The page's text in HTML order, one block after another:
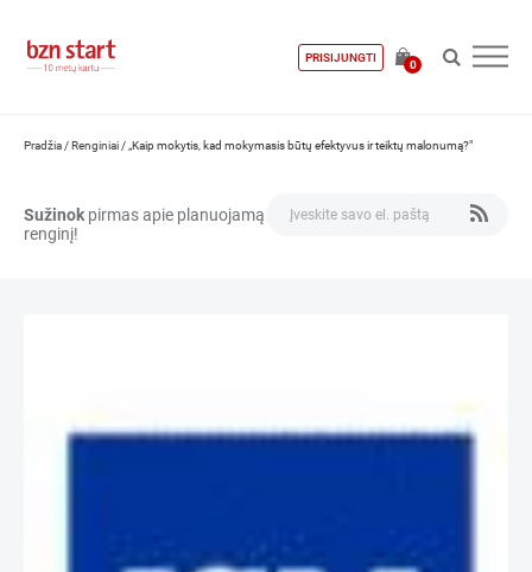
PRISIJUNGTI
0
Pradžia /Renginiai / „Kaip mokytis, kad mokymasis būtų efektyvus ir teiktų malonumą?"
Sužinok pirmas apie planuojamą
renginį!